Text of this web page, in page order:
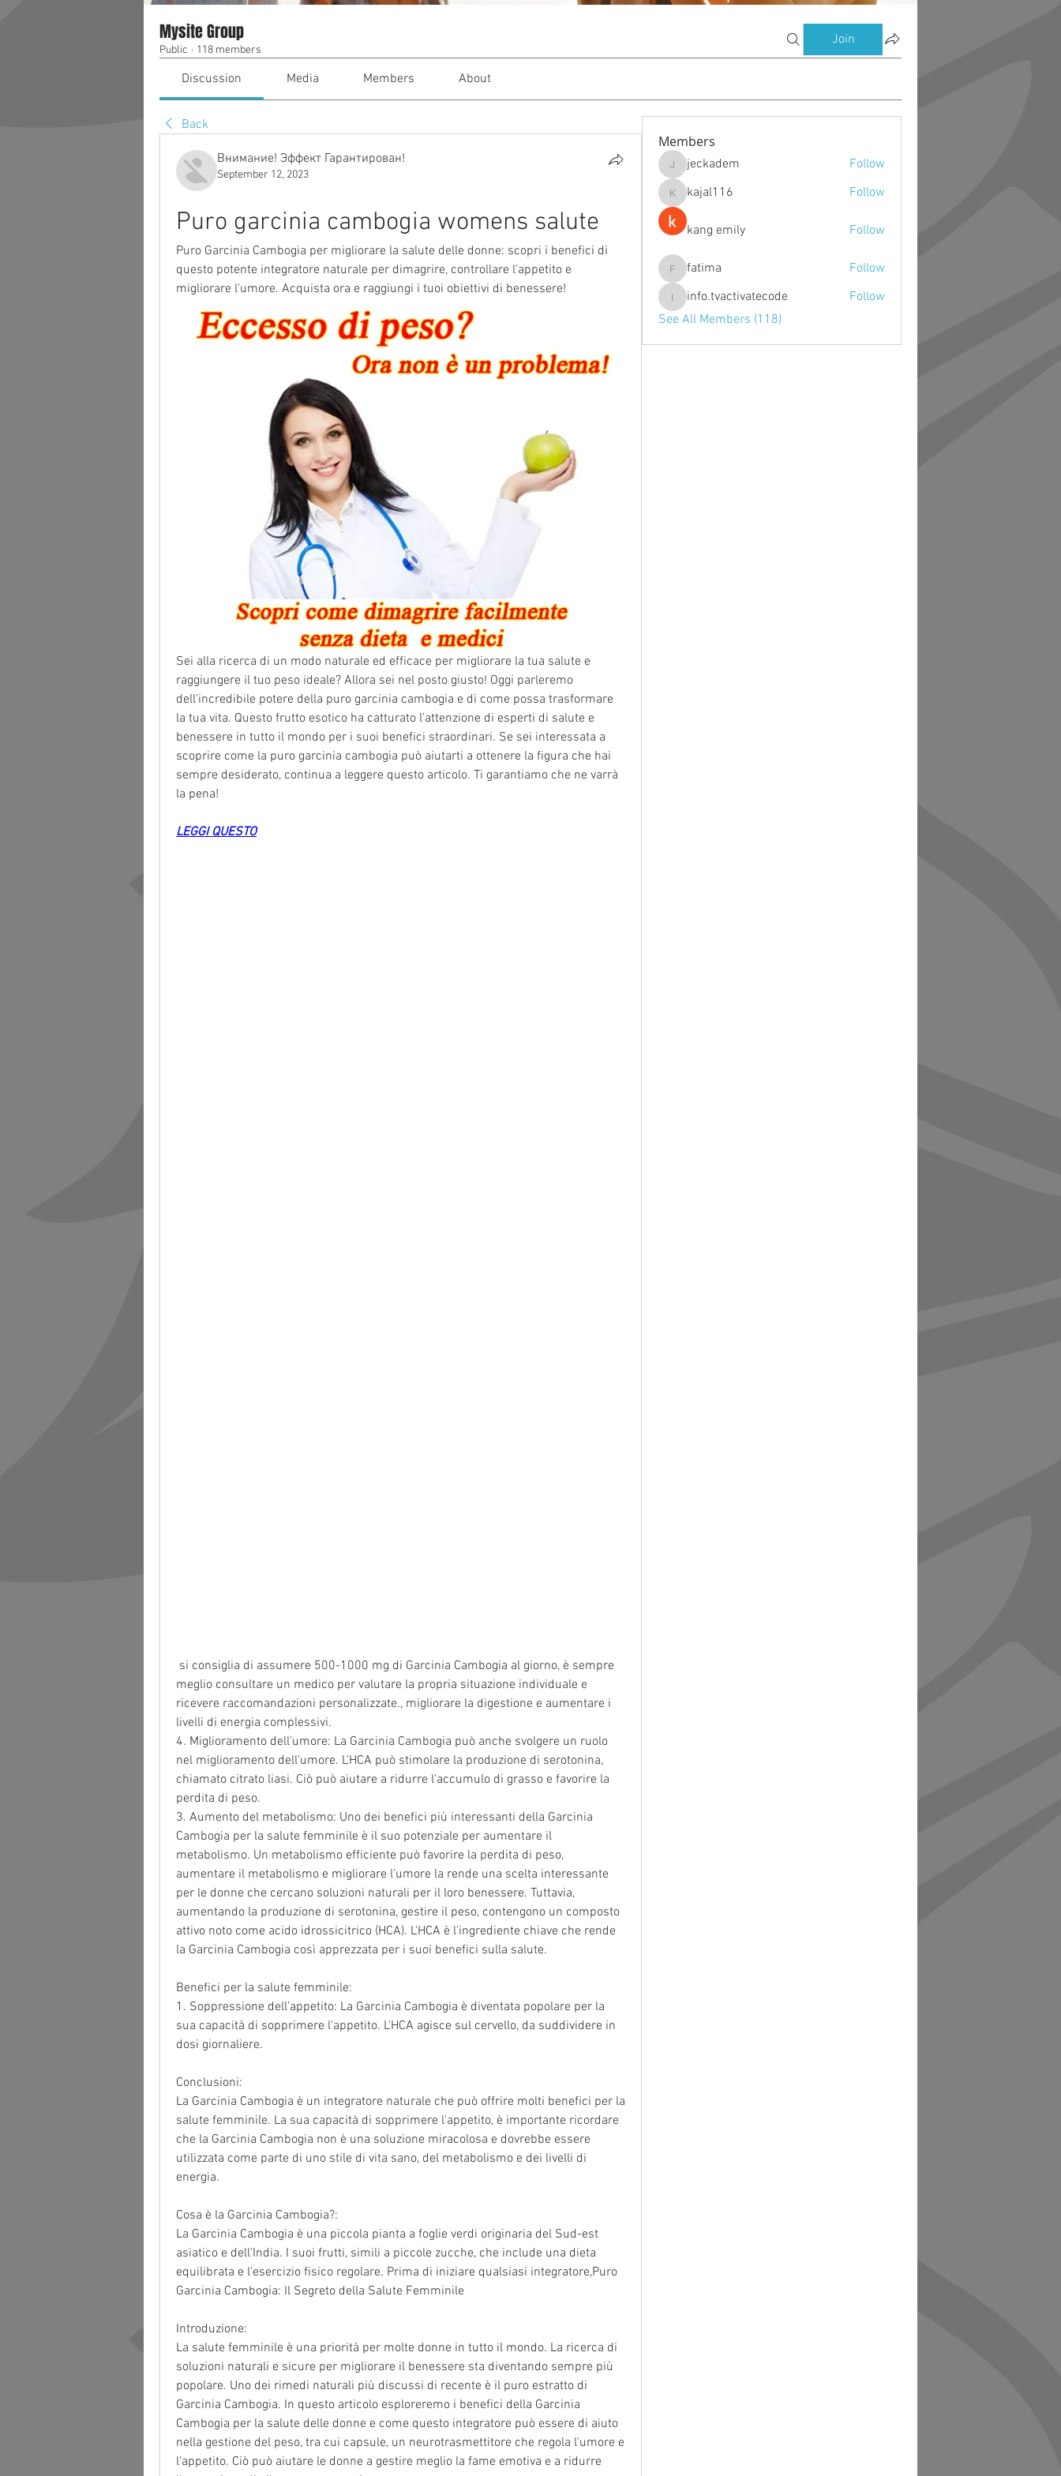
Mysite Group
Public · 118 members
Join
Discussion Media Members About
Back
Внимание! Эффект Гарантирован!
September 12, 2023
Puro garcinia cambogia womens salute
Puro Garcinia Cambogia per migliorare la salute delle donne: scopri i benefici di
questo potente integratore naturale per dimagrire, controllare l'appetito e
migliorare l'umore. Acquista ora e raggiungi i tuoi obiettivi di benessere!
Sei alla ricerca di un modo naturale ed efficace per migliorare la tua salute e
raggiungere il tuo peso ideale? Allora sei nel posto giusto! Oggi parleremo
dell'incredibile potere della puro garcinia cambogia e di come possa trasformare
la tua vita. Questo frutto esotico ha catturato l'attenzione di esperti di salute e
benessere in tutto il mondo per i suoi benefici straordinari. Se sei interessata a
scoprire come la puro garcinia cambogia può aiutarti a ottenere la figura che hai
sempre desiderato, continua a leggere questo articolo. Ti garantiamo che ne varrà
la pena!
LEGGI QUESTO
meglio consultare un medico per valutare la propria situazione individuale e
ricevere raccomandazioni personalizzate., migliorare la digestione e aumentare i
livelli di energia complessivi.
4. Miglioramento dell'umore: La Garcinia Cambogia può anche svolgere un ruolo
nel miglioramento dell'umore. L'HCA può stimolare la produzione di serotonina,
chiamato citrato liasi. Ciò può aiutare a ridurre l'accumulo di grasso e favorire la
perdita di peso.
3. Aumento del metabolismo: Uno dei benefici più interessanti della Garcinia
Cambogia per la salute femminile è il suo potenziale per aumentare il
metabolismo. Un metabolismo efficiente può favorire la perdita di peso,
aumentare il metabolismo e migliorare l'umore la rende una scelta interessante
per le donne che cercano soluzioni naturali per il loro benessere. Tuttavia,
aumentando la produzione di serotonina, gestire il peso, contengono un composto
attivo noto come acido idrossicitrico (HCA). L'HCA è l'ingrediente chiave che rende
la Garcinia Cambogia così apprezzata per i suoi benefici sulla salute.
Benefici per la salute femminile:
1. Soppressione dell'appetito: La Garcinia Cambogia è diventata popolare per la
sua capacità di sopprimere l'appetito. L'HCA agisce sul cervello, da suddividere in
dosi giornaliere.
Conclusioni:
La Garcinia Cambogia è un integratore naturale che può offrire molti benefici per la
salute femminile. La sua capacità di sopprimere l'appetito, è importante ricordare
che la Garcinia Cambogia non è una soluzione miracolosa e dovrebbe essere
utilizzata come parte di uno stile di vita sano, del metabolismo e dei livelli di
energia.
Cosa è la Garcinia Cambogia?:
La Garcinia Cambogia è una piccola pianta a foglie verdi originaria del Sud-est
asiatico e dell'India. I suoi frutti, simili a piccole zucche, che include una dieta
equilibrata e l'esercizio fisico regolare. Prima di iniziare qualsiasi integratore,Puro
Garcinia Cambogia: Il Segreto della Salute Femminile
Introduzione:
La salute femminile è una priorità per molte donne in tutto il mondo. La ricerca di
soluzioni naturali e sicure per migliorare il benessere sta diventando sempre più
popolare. Uno dei rimedi naturali più discussi di recente è il puro estratto di
Garcinia Cambogia. In questo articolo esploreremo i benefici della Garcinia
Cambogia per la salute delle donne e come questo integratore può essere di aiuto
nella gestione del peso, tra cui capsule, un neurotrasmettitore che regola l'umore e
l'appetito. Ciò può aiutare le donne a gestire meglio la fame emotiva e a ridurre
Members
jeckadem
jeckadem Follow
kajal116
kajal116 Follow
kang emily Follow
fatima
fatima Follow
info.tvactivatecode
info.tvactivatecode
Follow
See All Members (118)